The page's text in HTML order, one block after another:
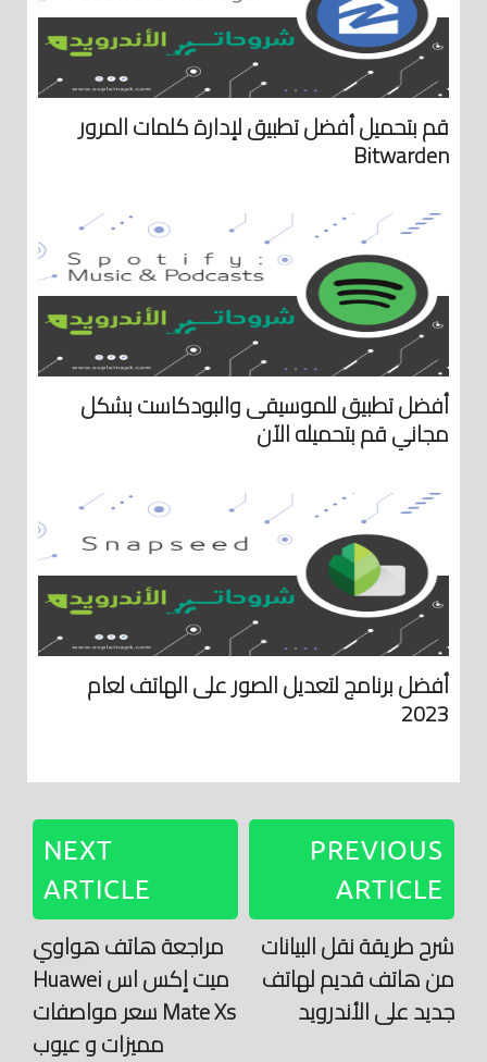
قم بتحميل أفضل تطبيق لإدارة كلمات المرور
Bitwarden
أفضل تطبيق للموسيقى والبودكاست بشكل
مجاني قم بتحميله الآن
أفضل برنامج لتعديل الصور على الهاتف لعام
2023
PREVIOUS
ARTICLE
شرح طريقة نقل البيانات
من هاتف قديم لهاتف
جديد على الأندرويد
NEXT
ARTICLE
مراجعة هاتف هواوي
ميت إكس اس Huawei
Mate Xs سعر مواصفات
مميزات و عيوب